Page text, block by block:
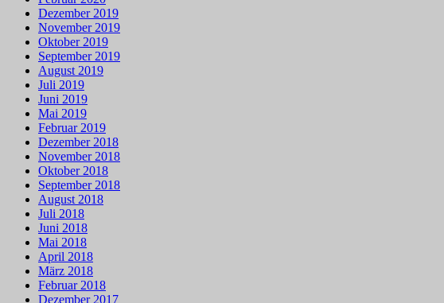
Dezember 2019
November 2019
Oktober 2019
September 2019
August 2019
Juli 2019
Juni 2019
Mai 2019
Februar 2019
Dezember 2018
November 2018
Oktober 2018
September 2018
August 2018
Juli 2018
Juni 2018
Mai 2018
April 2018
März 2018
Februar 2018
Dezember 2017